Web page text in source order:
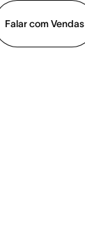
Falar com Vendas